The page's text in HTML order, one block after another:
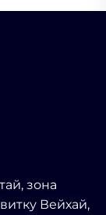
зона
Вейхай,